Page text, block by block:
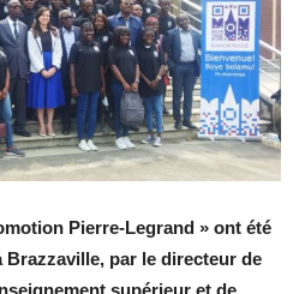
Pierre-Legrand » ont été
Brazzaville, par le directeur de
supérieur et de